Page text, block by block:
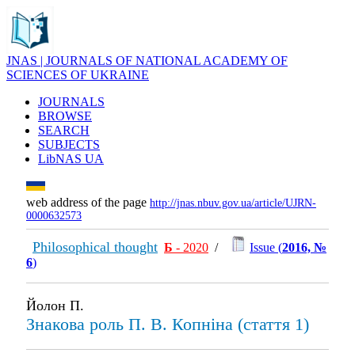
JNAS | JOURNALS OF NATIONAL ACADEMY OF
SCIENCES OF UKRAINE
JOURNALS
BROWSE
SEARCH
SUBJECTS
LibNAS UA
web address of the page http://jnas.nbuv.gov.ua/article/UJRN-
0000632573
Philosophical thought Б - 2020 / Issue (2016, №
6)
Йолон П.
Знакова роль П. В. Копніна (стаття 1)